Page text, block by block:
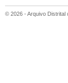
© 2026 - Arquivo Distrital